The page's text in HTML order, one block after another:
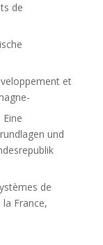
de
et
und
de
France,